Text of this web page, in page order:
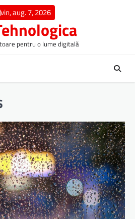
vin, aug. 7, 2026
pentru o lume digitală